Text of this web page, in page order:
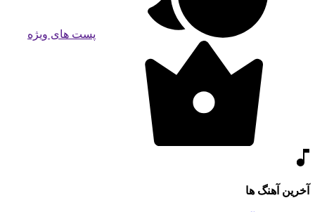
پست های ویژه
آخرین آهنگ ها